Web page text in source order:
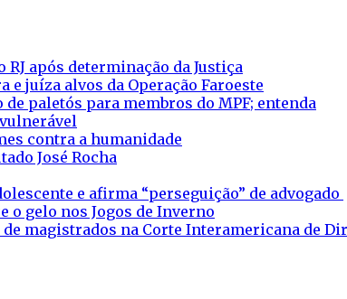
após determinação da Justiça
e juíza alvos da Operação Faroeste
paletós para membros do MPF; entenda
contra a humanidade
José Rocha
e afirma “perseguição” de advogado
o gelo nos Jogos de Inverno
magistrados na Corte Interamericana de